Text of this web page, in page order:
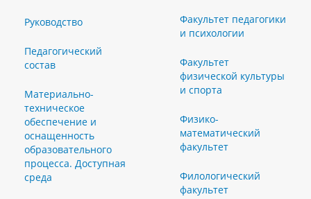
Руководство
Педагогический
состав
Материально-
техническое
обеспечение и
оснащенность
образовательного
процесса. Доступная
среда
Факультет педагогики
и психологии
Факультет
физической культуры
и спорта
Физико-
математический
факультет
Филологический
факультет